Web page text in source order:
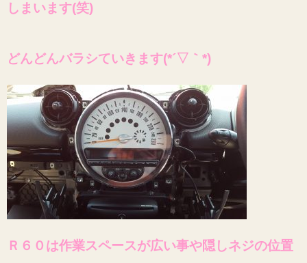
しまいます(笑)
どんどんバラシていきます(*´▽｀*)
Ｒ６０は作業スペースが広い事や隠しネジの位置